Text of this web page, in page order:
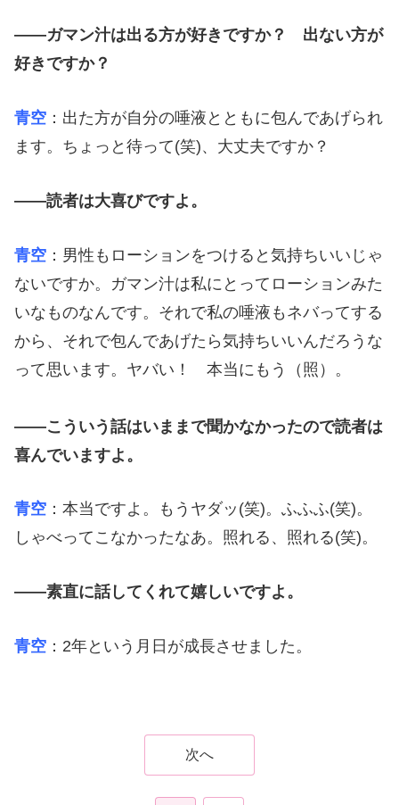
――ガマン汁は出る方が好きですか？ 出ない方が
好きですか？
青空 ：出た方が自分の唾液とともに包んであげられ
ます。ちょっと待って(笑)、大丈夫ですか？
――読者は大喜びですよ。
青空 ：男性もローションをつけると気持ちいいじゃ
ないですか。ガマン汁は私にとってローションみた
いなものなんです。それで私の唾液もネバってする
から、それで包んであげたら気持ちいいんだろうな
って思います。ヤバい！ 本当にもう（照）。
――こういう話はいままで聞かなかったので読者は
喜んでいますよ。
青空 ：本当ですよ。もうヤダッ(笑)。ふふふ(笑)。
しゃべってこなかったなあ。照れる、照れる(笑)。
――素直に話してくれて嬉しいですよ。
青空 ：2年という月日が成長させました。
次へ